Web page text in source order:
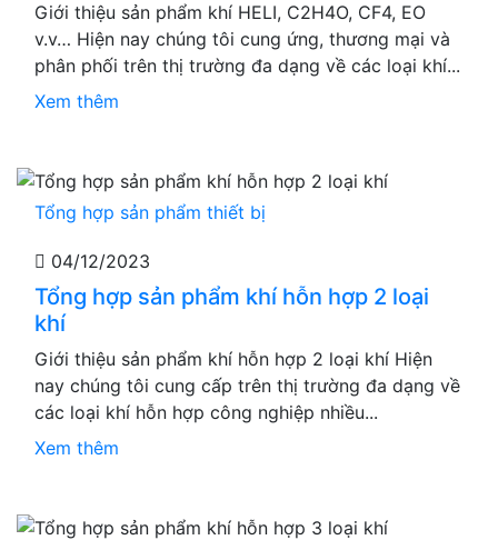
Giới thiệu sản phẩm khí HELI, C2H4O, CF4, EO
v.v… Hiện nay chúng tôi cung ứng, thương mại và
phân phối trên thị trường đa dạng về các loại khí...
Xem thêm
Tổng hợp sản phẩm thiết bị
04/12/2023
Tổng hợp sản phẩm khí hỗn hợp 2 loại
khí
Giới thiệu sản phẩm khí hỗn hợp 2 loại khí Hiện
nay chúng tôi cung cấp trên thị trường đa dạng về
các loại khí hỗn hợp công nghiệp nhiều...
Xem thêm